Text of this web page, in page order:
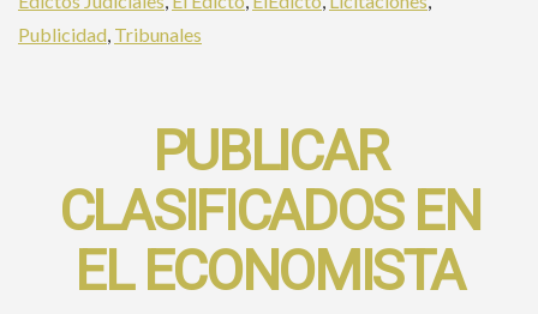
Publicidad Tribunales
PUBLICAR
CLASIFICADOS EN
EL ECONOMISTA